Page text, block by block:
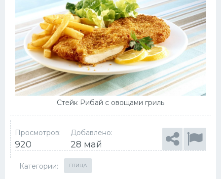
Стейк Рибай с овощами гриль
Просмотров:
920
Добавлено:
28 май
Категории: ПТИЦА